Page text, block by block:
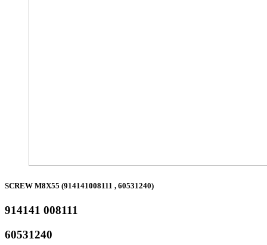
SCREW M8X55 (914141008111 , 60531240)
914141 008111
60531240